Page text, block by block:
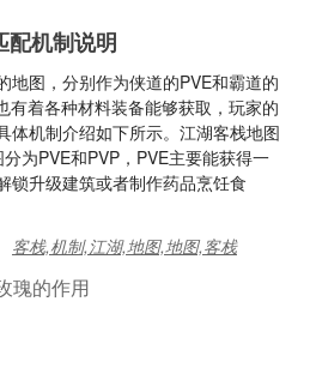
配机制说明
地图，分别作为侠道的PVE和霸道的
有着各种材料装备能够获取，玩家的
体机制介绍如下所示。江湖客栈地图
为PVE和PVP，PVE主要能获得一
锁升级建筑或者制作药品烹饪食
客栈,机制,江湖,地图,地图,客栈